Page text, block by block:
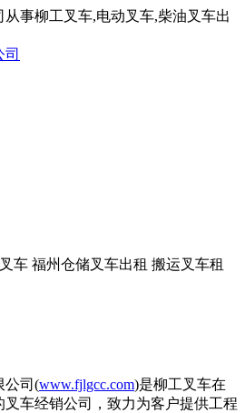
事柳工叉车,电动叉车,柴油叉车出
车 福州仓储叉车出租 搬运叉车租
司(www.fjlgcc.com)是柳工叉车在
车经销公司，致力为客户提供工程